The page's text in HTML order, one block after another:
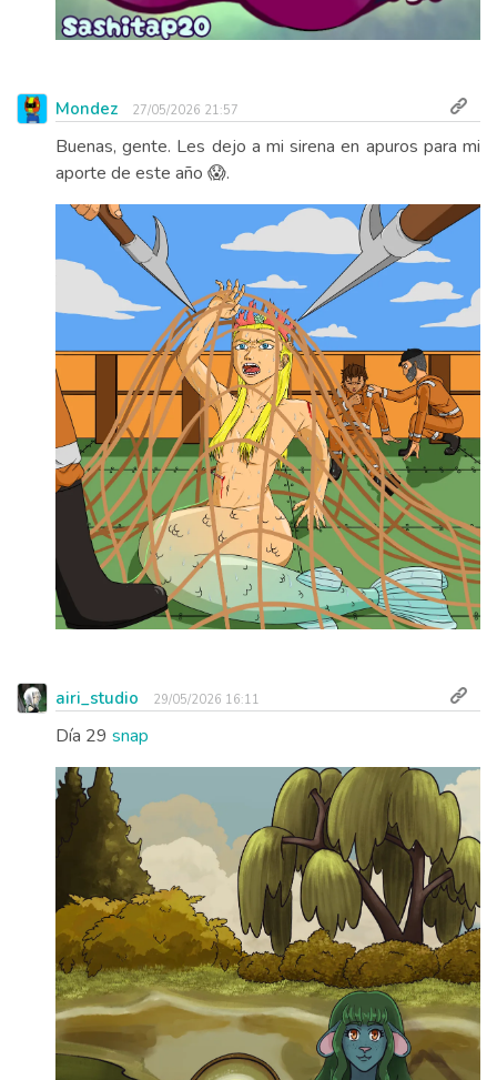
Mondez 27/05/2026 21:57
Buenas, gente. Les dejo a mi sirena en apuros para mi
aporte de este año 😱.
airi_studio 29/05/2026 16:11
Día 29 snap